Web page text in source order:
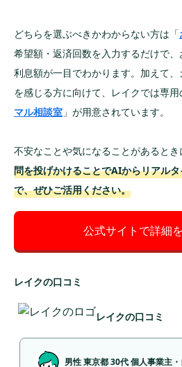
どちらを選ぶべきかわからない方は「
希望額・返済回数を入力するだけで
利息額が一目でわかります。加えて
を感じる方に向けて、レイクでは専
マル相談室 」が用意されています。
不安なことや気になることがあるとき
問を投げかけることでAIからリアル
で、ぜひご活用ください。
公式サイトで詳細
レイクの口コミ
レイクの口コミ
男性 東京都 30代 個人事業主・